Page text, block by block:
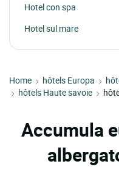
Hotel con spa
Hotel sul mare
Home hôtels Europa
hôtels Haute savoie
Accumula